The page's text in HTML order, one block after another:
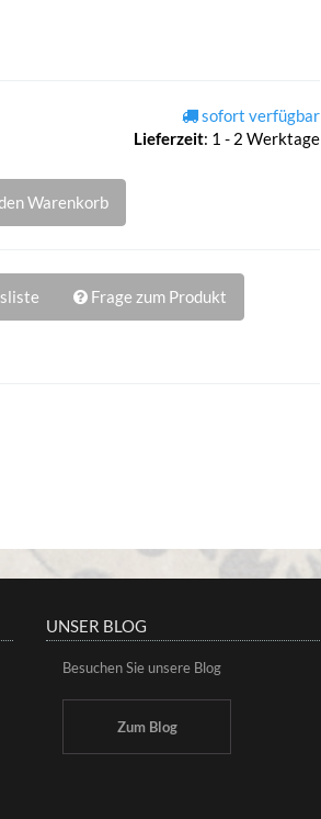
sofort verfügbar
Lieferzeit: 1 - 2 Werktage
Warenkorb
Frage zum Produkt
UNSER BLOG
Besuchen Sie unsere Blog
Zum Blog